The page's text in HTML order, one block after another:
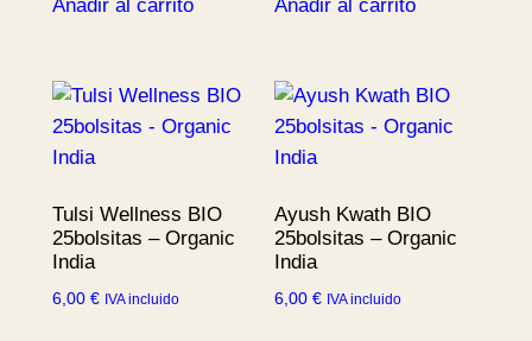
Añadir al carrito Añadir al carrito
Tulsi Wellness BIO
25bolsitas – Organic
India
6,00 € IVA incluido
Ayush Kwath BIO
25bolsitas – Organic
India
6,00€ IVA incluido